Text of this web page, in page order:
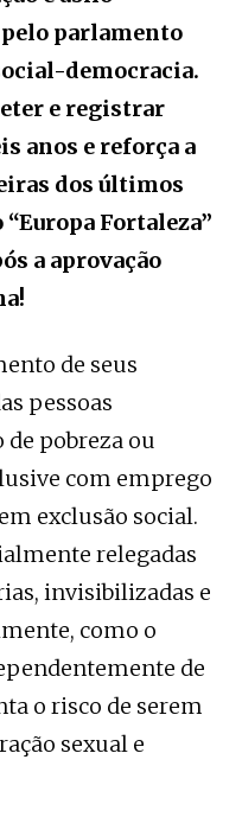
pelo parlamento
democracia.
e registrar
anos e reforça a
dos últimos
Fortaleza”
a aprovação
de seus
pessoas
pobreza ou
com emprego
exclusão social.
relegadas
invisibilizadas e
como o
de
o risco de serem
sexual e